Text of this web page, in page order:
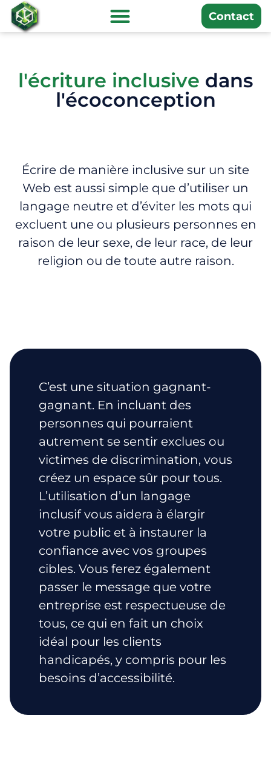
Contact
l'écriture inclusive dans
l'écoconception
Écrire de manière inclusive sur un site
Web est aussi simple que d’utiliser un
langage neutre et d’éviter les mots qui
excluent une ou plusieurs personnes en
raison de leur sexe, de leur race, de leur
religion ou de toute autre raison.
C’est une situation gagnant-
gagnant. En incluant des
personnes qui pourraient
autrement se sentir exclues ou
victimes de discrimination, vous
créez un espace sûr pour tous.
L’utilisation d’un langage
inclusif vous aidera à élargir
votre public et à instaurer la
confiance avec vos groupes
cibles. Vous ferez également
passer le message que votre
entreprise est respectueuse de
tous, ce qui en fait un choix
idéal pour les clients
handicapés, y compris pour les
besoins d’accessibilité.